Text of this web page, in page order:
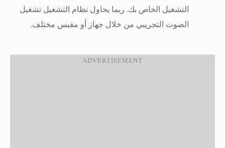
التشغيل الخاص بك. ربما يحاول نظام التشغيل تشغيل
الصوت التجريبي من خلال جهاز أو مقبس مختلف.